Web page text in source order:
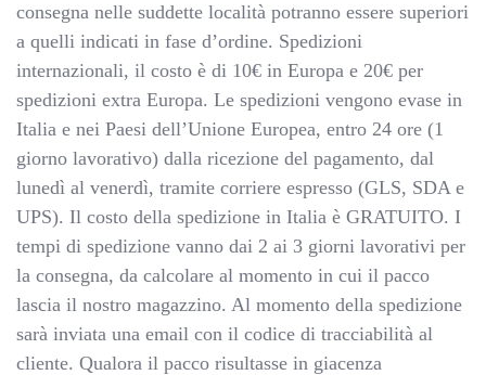
consegna nelle suddette località potranno essere superiori
a quelli indicati in fase d’ordine. Spedizioni
internazionali, il costo è di 10€ in Europa e 20€ per
spedizioni extra Europa. Le spedizioni vengono evase in
Italia e nei Paesi dell’Unione Europea, entro 24 ore (1
giorno lavorativo) dalla ricezione del pagamento, dal
lunedì al venerdì, tramite corriere espresso (GLS, SDA e
UPS). Il costo della spedizione in Italia è GRATUITO. I
tempi di spedizione vanno dai 2 ai 3 giorni lavorativi per
la consegna, da calcolare al momento in cui il pacco
lascia il nostro magazzino. Al momento della spedizione
sarà inviata una email con il codice di tracciabilità al
cliente. Qualora il pacco risultasse in giacenza